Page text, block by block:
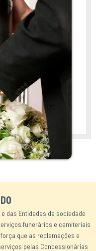
das Entidades da sociedade
funerários e cemiteriais
que as reclamações e
pelas Concessionárias